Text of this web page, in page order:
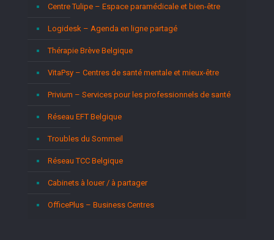
Centre Tulipe – Espace paramédicale et bien-être
Logidesk – Agenda en ligne partagé
Thérapie Brève Belgique
VitaPsy – Centres de santé mentale et mieux-être
Privium – Services pour les professionnels de santé
Réseau EFT Belgique
Troubles du Sommeil
Réseau TCC Belgique
Cabinets à louer / à partager
OfficePlus – Business Centres